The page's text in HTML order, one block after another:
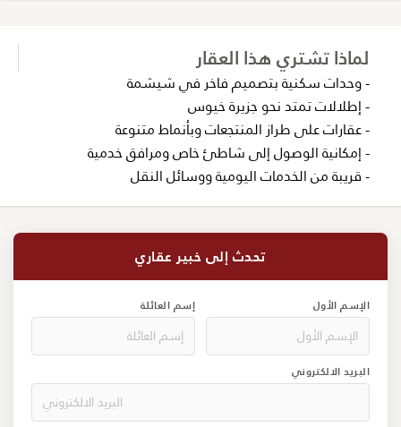
لماذا تشتري هذا العقار
- وحدات سكنية بتصميم فاخر في شيشمة
- إطلالات تمتد نحو جزيرة خيوس
- عقارات على طراز المنتجعات وبأنماط متنوعة
- إمكانية الوصول إلى شاطئ خاص ومرافق خدمية
- قريبة من الخدمات اليومية ووسائل النقل
تحدث إلى خبير عقاري
الإسم الأول إسم العائلة
البريد الالكتروني